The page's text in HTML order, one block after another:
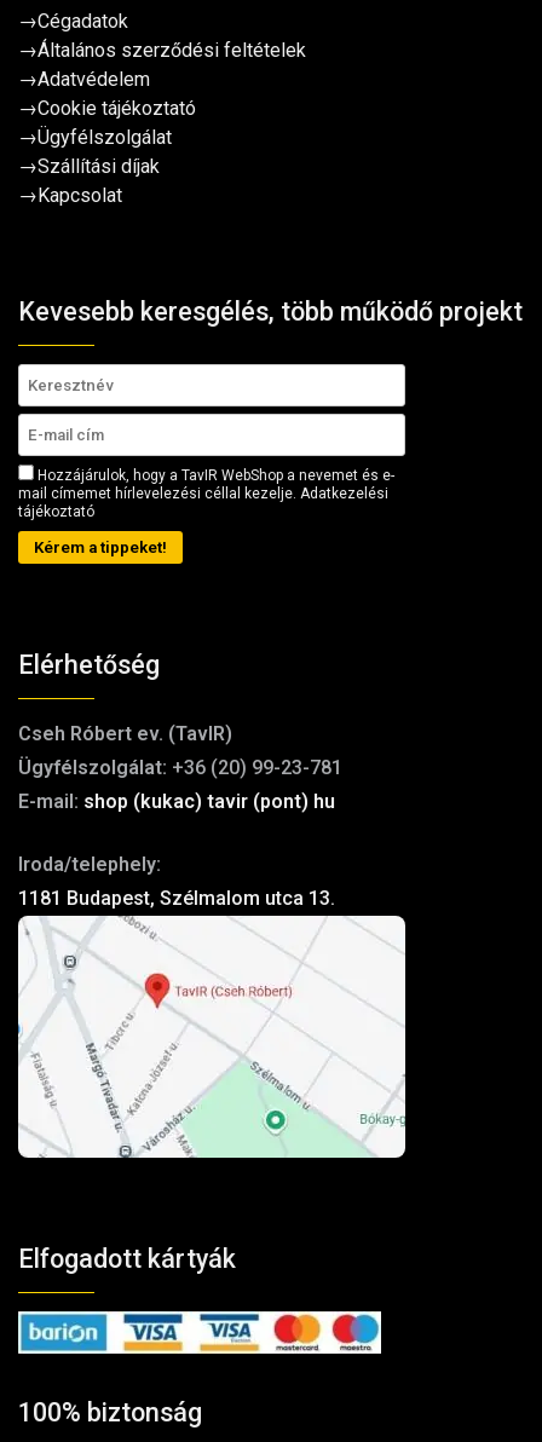
→Cégadatok
→Általános szerződési feltételek
→Adatvédelem
→Cookie tájékoztató
→Ügyfélszolgálat
→Szállítási díjak
→Kapcsolat
Kevesebb keresgélés, több működő projekt
Hozzájárulok, hogy a TavIR WebShop a nevemet és e-
mail címemet hírlevelezési céllal kezelje. Adatkezelési
tájékoztató
Kérem a tippeket!
Elérhetőség
Cseh Róbert ev. (TavIR)
Ügyfélszolgálat: +36 (20) 99-23-781
E-mail: shop (kukac) tavir (pont) hu
Iroda/telephely:
1181 Budapest, Szélmalom utca 13.
Elfogadott kártyák
100% biztonság